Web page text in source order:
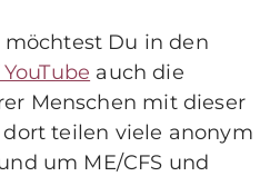
Du in den
auch die
Menschen mit dieser
dort teilen viele anonym
um ME/CFS und